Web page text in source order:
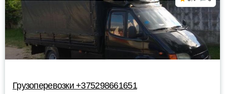
Грузоперевозки +375298661651